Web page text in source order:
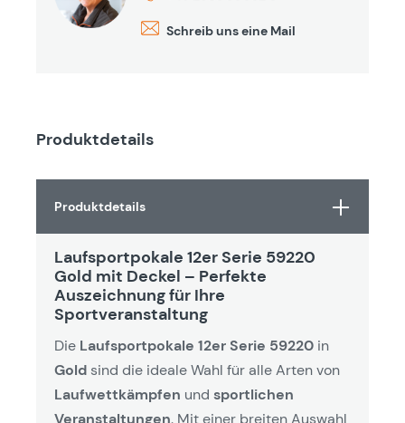
Schreib uns eine Mail
Produktdetails
Produktdetails
Laufsportpokale 12er Serie 59220
Gold mit Deckel – Perfekte
Auszeichnung für Ihre
Sportveranstaltung
Die Laufsportpokale 12er Serie 59220 in
Gold sind die ideale Wahl für alle Arten von
Laufwettkämpfen und sportlichen
Veranstaltungen. Mit einer breiten Auswahl